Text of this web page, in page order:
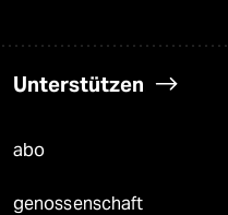
Unterstützen
abo
genossenschaft